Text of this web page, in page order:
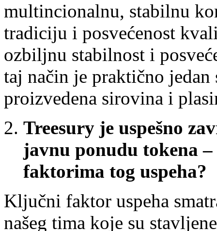
multincionalnu, stabilnu
tradiciju i posvećenost
ozbiljnu stabilnost i
taj način je praktično jedan
proizvedena sirovina i
Treesury je uspešno
javnu ponudu tokena
faktorima tog uspeha?
Ključni faktor uspeha
našeg tima koje su